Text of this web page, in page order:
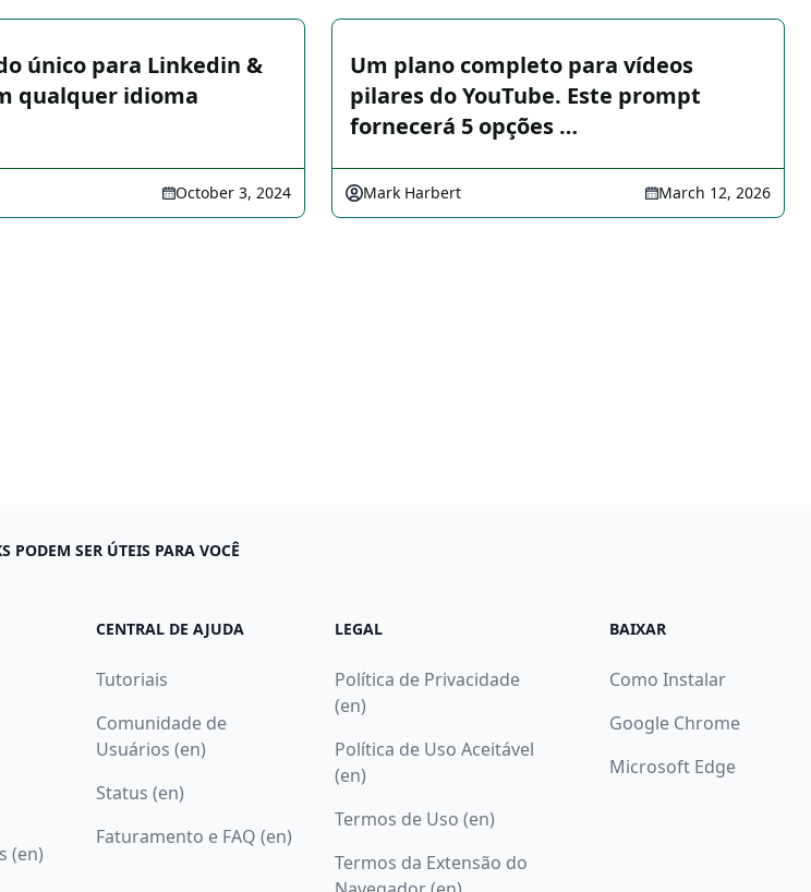
único para Linkedin &
qualquer idioma
October 3, 2024
Um plano completo para vídeos
pilares do YouTube. Este prompt
fornecerá 5 opções …
Mark Harbert March 12, 2026
PODEM SER ÚTEIS PARA VOCÊ
(en)
CENTRAL DE AJUDA
Tutoriais
Comunidade de
Usuários (en)
Status (en)
Faturamento e FAQ (en)
LEGAL
Política de Privacidade
(en)
Política de Uso Aceitável
(en)
Termos de Uso (en)
Termos da Extensão do
BAIXAR
Como Instalar
Google Chrome
Microsoft Edge